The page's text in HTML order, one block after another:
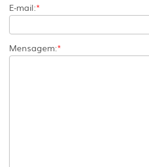
E-mail:*
Mensagem:*